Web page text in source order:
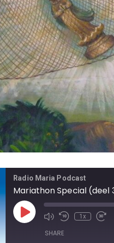
Radio Maria Podcast
Mariathon Special (deel
1x
SHARE